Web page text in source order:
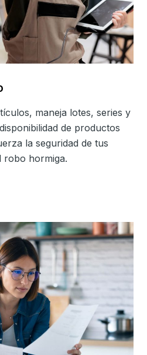
maneja lotes, series y
de productos
la seguridad de tus
robo hormiga.